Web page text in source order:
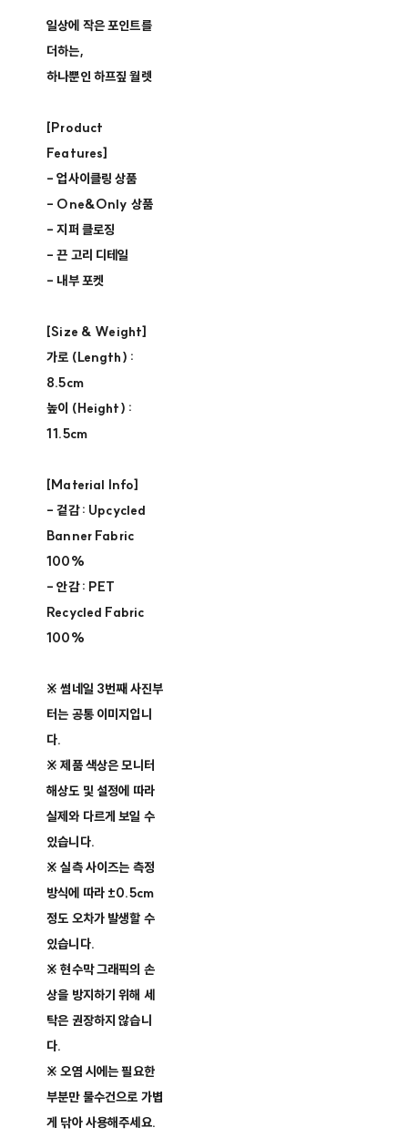
일상에 작은 포인트를
더하는,
하나뿐인 하프짚 월렛
[Product
Features]
- 업사이클링 상품 ​
- One&Only 상품 ​
- 지퍼 클로징​
- 끈 고리 디테일
- 내부 포켓
[Size & Weight]
가로 (Length) :
8.5cm
높이 (Height) :
11.5cm
[Material Info]
- 겉감 : Upcycled
Banner Fabric
100%
- 안감 : PET
Recycled Fabric
100%
※ 썸네일 3번째 사진부
터는 공통 이미지입니
다.
※ 제품 색상은 모니터
해상도 및 설정에 따라
실제와 다르게 보일 수
있습니다.
※ 실측 사이즈는 측정
방식에 따라 ±0.5cm
정도 오차가 발생할 수
있습니다.
※ 현수막 그래픽의 손
상을 방지하기 위해 세
탁은 권장하지 않습니
다.
※ 오염 시에는 필요한
부분만 물수건으로 가볍
게 닦아 사용해주세요.